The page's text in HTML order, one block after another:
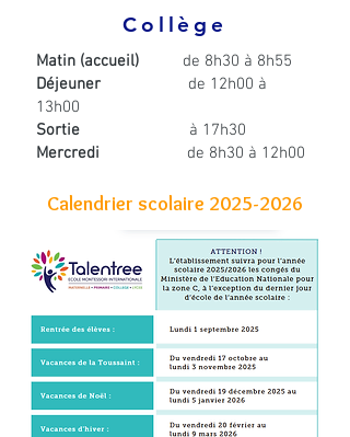
Collège
Matin (accueil) de 8h30 à 8h55
Déjeuner
de 12h00 à
13h00
Sortie
à 17h30
Mercredi
de 8h30 à 12h00
Calendrier scolaire 2025-2026